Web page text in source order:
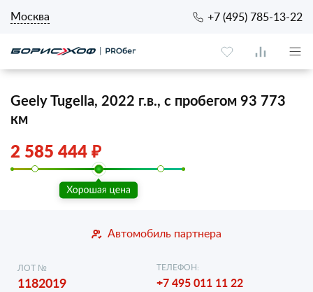
Москва +7 (495) 785-13-22
Geely Tugella, 2022 г.в., с пробегом 93 773
км
2 585 444 ₽
Автомобиль партнера
ЛОТ №
1182019
ТЕЛЕФОН:
+7 495 011 11 22